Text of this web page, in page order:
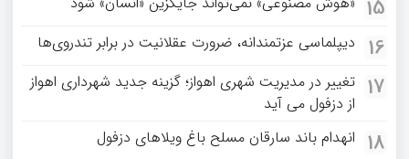
15
16 دیپلماسی عزتمندانه، ضرورت عقلانیت در برابر تندروی‌ها
17 تغییر در مدیریت شهری اهواز؛ گزینه جدید شهرداری اهواز
از دزفول می آید
18 انهدام باند سارقان مسلح باغ‌ ویلاهای دزفول